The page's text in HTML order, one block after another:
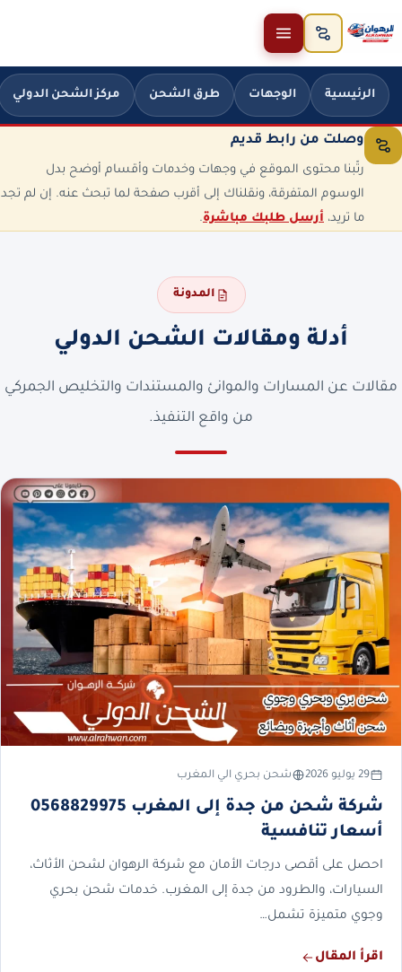
تخطَّ إلى المحتوى
الرئيسية الوجهات طرق الشحن مركز الشحن الدولي
وصلت من رابط قديم
رتّبنا محتوى الموقع في وجهات وخدمات وأقسام أوضح بدل
الوسوم المتفرقة، ونقلناك إلى أقرب صفحة لما تبحث عنه. إن لم تجد
ما تريد، أرسل طلبك مباشرة.
المدونة
أدلة ومقالات الشحن الدولي
مقالات عن المسارات والموانئ والمستندات والتخليص الجمركي
من واقع التنفيذ.
29 يوليو 2026 شحن بحري الي المغرب
شركة شحن من جدة إلى المغرب 0568829975
أسعار تنافسية
احصل على أقصى درجات الأمان مع شركة الرهوان لشحن الأثاث،
السيارات، والطرود من جدة إلى المغرب. خدمات شحن بحري
وجوي متميزة تشمل…
اقرأ المقال